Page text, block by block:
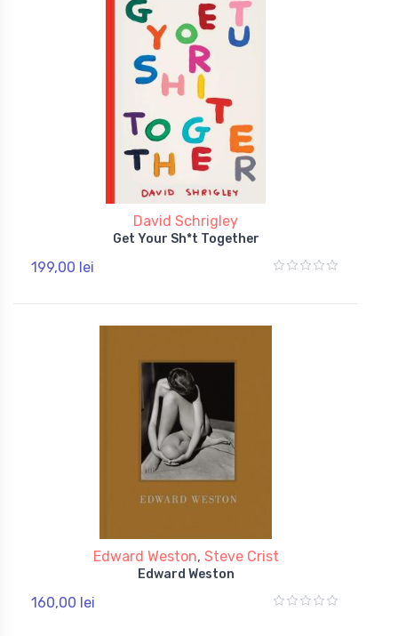
David Schrigley
Get Your Sh*t Together
199,00 lei
Edward Weston, Steve Crist
Edward Weston
160,00 lei